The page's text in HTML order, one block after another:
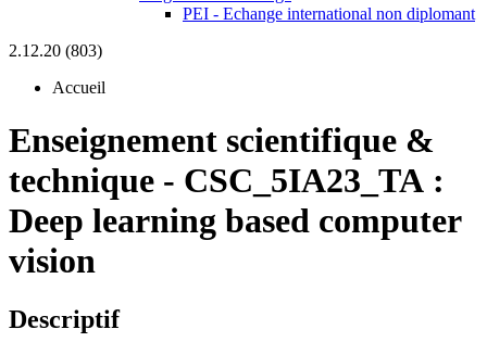
PEI - Echange international non diplomant
2.12.20 (803)
Accueil
Enseignement scientifique &
technique - CSC_5IA23_TA :
Deep learning based computer
vision
Descriptif